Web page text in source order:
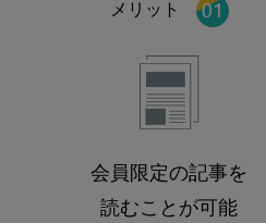
メリット
会員限定の記事を
読むことが可能